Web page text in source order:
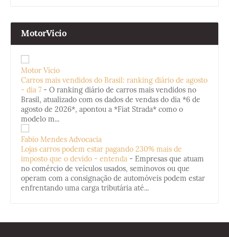
MotorVicio
Motor Vício
Carros mais vendidos do Brasil: ranking diário de agosto
- dia 7 - O ranking diário de carros mais vendidos no
Brasil, atualizado com os dados de vendas do dia *6 de
agosto de 2026*, apontou a *Fiat Strada* como o
modelo m...
Fabio Mendes Advocacia
Lojas carros podem estar pagando 230% mais de
imposto que o devido - entenda - Empresas que atuam
no comércio de veículos usados, seminovos ou que
operam com a consignação de automóveis podem estar
enfrentando uma carga tributária até...